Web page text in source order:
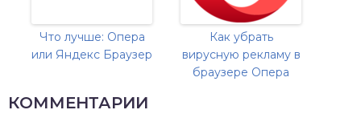
Что лучше: Опера
или Яндекс Браузер
Как убрать
вирусную рекламу в
браузере Опера
КОММЕНТАРИИ